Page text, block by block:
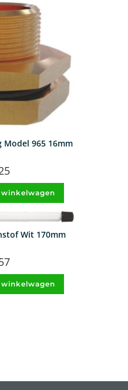
Model 965 16mm
winkelwagen
Wit 170mm
winkelwagen